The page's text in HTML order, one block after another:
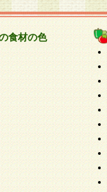
食材の色